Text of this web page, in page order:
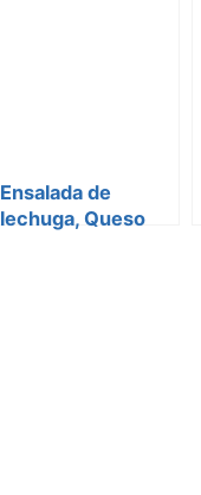
Ensalada de
lechuga, Queso